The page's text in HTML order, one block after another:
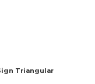
Triangular